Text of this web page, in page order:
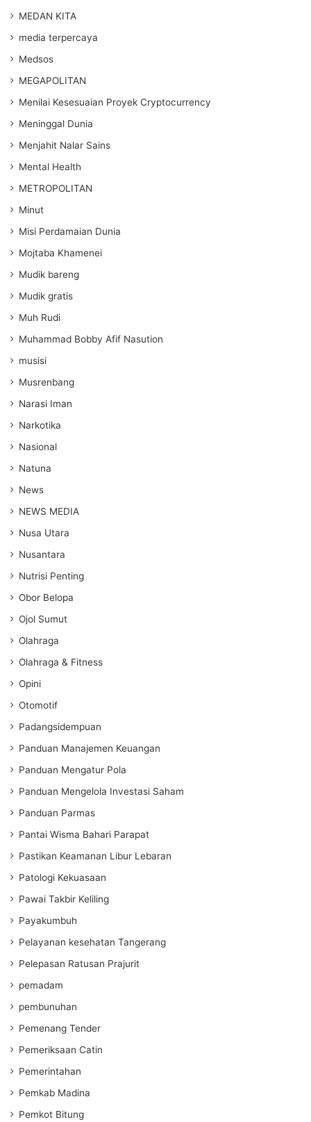
MEDAN KITA
media terpercaya
Medsos
MEGAPOLITAN
Menilai Kesesuaian Proyek Cryptocurrency
Meninggal Dunia
Menjahit Nalar Sains
Mental Health
METROPOLITAN
Minut
Misi Perdamaian Dunia
Mojtaba Khamenei
Mudik bareng
Mudik gratis
Muh Rudi
Muhammad Bobby Afif Nasution
musisi
Musrenbang
Narasi Iman
Narkotika
Nasional
Natuna
News
NEWS MEDIA
Nusa Utara
Nusantara
Nutrisi Penting
Obor Belopa
Ojol Sumut
Olahraga
Olahraga & Fitness
Opini
Otomotif
Padangsidempuan
Panduan Manajemen Keuangan
Panduan Mengatur Pola
Panduan Mengelola Investasi Saham
Panduan Parmas
Pantai Wisma Bahari Parapat
Pastikan Keamanan Libur Lebaran
Patologi Kekuasaan
Pawai Takbir Keliling
Payakumbuh
Pelayanan kesehatan Tangerang
Pelepasan Ratusan Prajurit
pemadam
pembunuhan
Pemenang Tender
Pemeriksaan Catin
Pemerintahan
Pemkab Madina
Pemkot Bitung